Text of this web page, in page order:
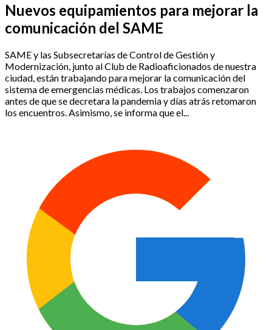
Nuevos equipamientos para mejorar la
comunicación del SAME
SAME y las Subsecretarías de Control de Gestión y
Modernización, junto al Club de Radioaficionados de nuestra
ciudad, están trabajando para mejorar la comunicación del
sistema de emergencias médicas. Los trabajos comenzaron
antes de que se decretara la pandemia y días atrás retomaron
los encuentros. Asimismo, se informa que el...